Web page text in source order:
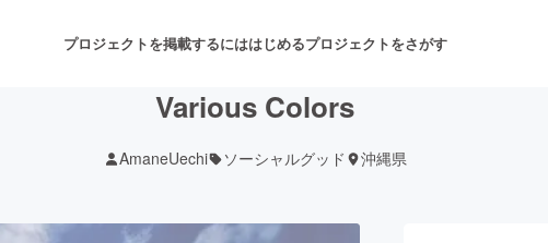
プロジェクトを掲載するにははじめるプロジェクトをさがす
Various Colors
AmaneUechi ソーシャルグッド 沖縄県